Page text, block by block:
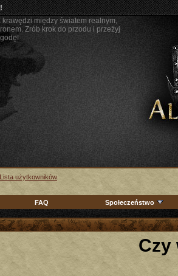
między światem realnym,
Zrób krok do przodu i przeżyj
Lista użytkowników
FAQ Społeczeństwo
Czy